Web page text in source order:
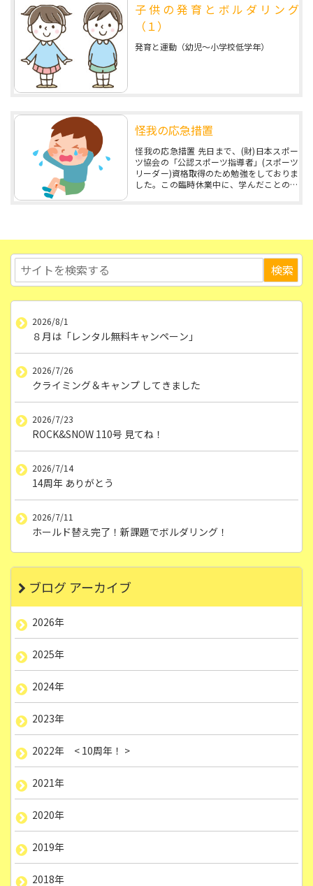
子供の発育とボルダリング
（１）
発育と運動（幼児～小学校低学年）
怪我の応急措置
怪我の応急措置 先日まで、(財)日本スポー
ツ協会の「公認スポーツ指導者」(スポーツ
リーダー)資格取得のため勉強をしておりま
した。この臨時休業中に、学んだことの中
2026/8/1
８月は「レンタル無料キャンペーン」
2026/7/26
クライミング＆キャンプ してきました
2026/7/23
ROCK&SNOW 110号 見てね！
2026/7/14
14周年 ありがとう
2026/7/11
ホールド替え完了！新課題でボルダリング！
ブログ アーカイブ
2026年
2025年
2024年
2023年
2022年 < 10周年！ >
2021年
2020年
2019年
2018年